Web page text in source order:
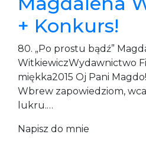
+ Konkurs!
80. „Po prostu bądź”
WitkiewiczWydawnictwo
miękka2015 Oj Pani
Wbrew zapowiedziom,
lukru.…
Napisz do mnie